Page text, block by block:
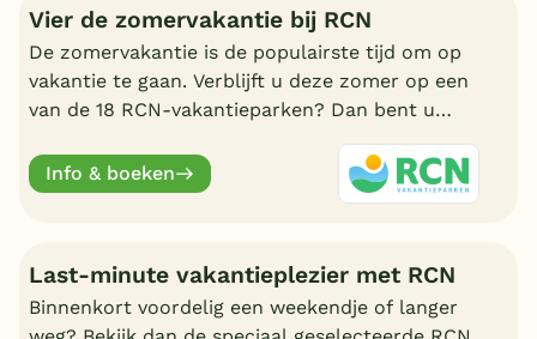
Vier de zomervakantie bij RCN
De zomervakantie is de populairste tijd om op
vakantie te gaan. Verblijft u deze zomer op een
van de 18 RCN-vakantieparken? Dan bent u
jong en oud.
Info & boeken
Last-minute vakantieplezier met RCN
Binnenkort voordelig een weekendje of langer